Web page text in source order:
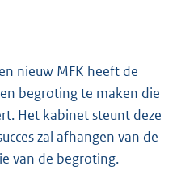
nieuw MFK heeft de
begroting te maken die
Het kabinet steunt deze
zal afhangen van de
van de begroting.